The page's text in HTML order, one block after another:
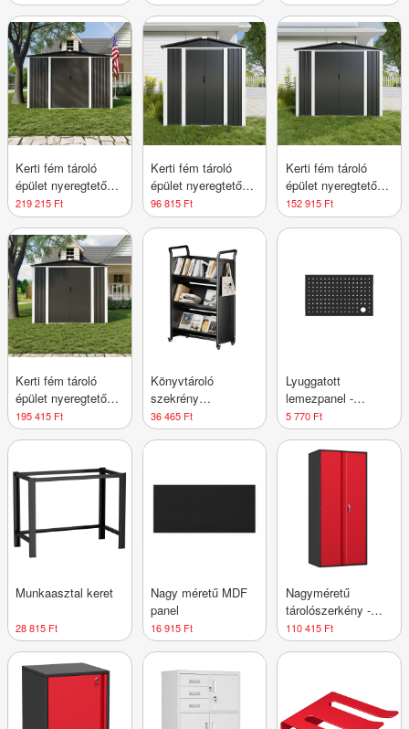
Kerti fém tároló
épület nyeregtetővel
- Extra-Nagy-méret
XXL
219 215 Ft
Kerti fém tároló
épület nyeregtetővel
- Közepes méret -
M
96 815 Ft
Kerti fém tároló
épület nyeregtetővel
- Nagy Méret - L
152 915 Ft
Kerti fém tároló
épület nyeregtetővel
- Nagy-méret - XL
195 415 Ft
Könyvtároló
szekrény
kerekekkel - három
szintes
36 465 Ft
Lyuggatott
lemezpanel -
Akasztós tároló -
Rendszerező
5 770 Ft
Munkaasztal keret
28 815 Ft
Nagy méretű MDF
panel
16 915 Ft
Nagyméretű
tárolószerkény -
2000 mm
magasság
110 415 Ft